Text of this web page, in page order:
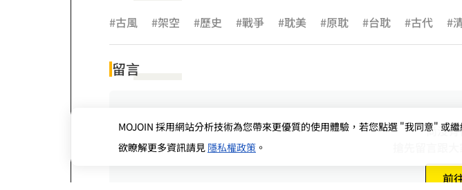
#古風 #架空 #歷史 #戰爭 #耽美 #原耽 #台耽 #古代 #
留言
尚沒
前
MOJOIN 採用網站分析技術為您帶來更優質的使用體驗，若您點選 "我同意" 或
欲瞭解更多資訊請見 隱私權政策 。